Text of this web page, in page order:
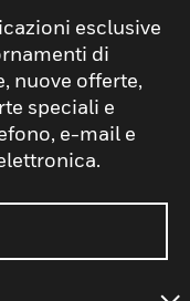
esclusive
di
nuove offerte,
speciali e
e-mail e